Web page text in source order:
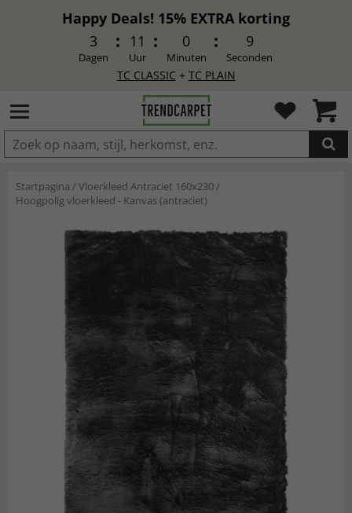
Happy Deals! 15% EXTRA korting
3
Dagen
11
Uur
0
Minuten
7
Seconden
TC CLASSIC + TC PLAIN
IN DE WINKELWAGEN GELEGD
Startpagina /Vloerkleed Antraciet 160x230/
Hoogpolig vloerkleed - Kanvas (antraciet)